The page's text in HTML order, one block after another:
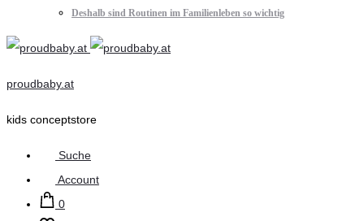
Deshalb sind Routinen im Familienleben so wichtig
proudbaby.at
kids conceptstore
Suche
Account
0